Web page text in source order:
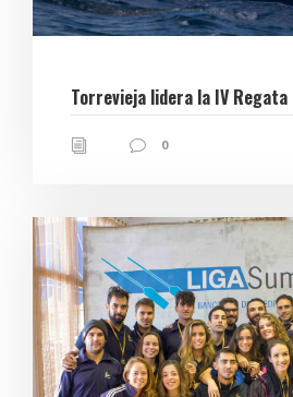
Torrevieja lidera la IV Regata
0